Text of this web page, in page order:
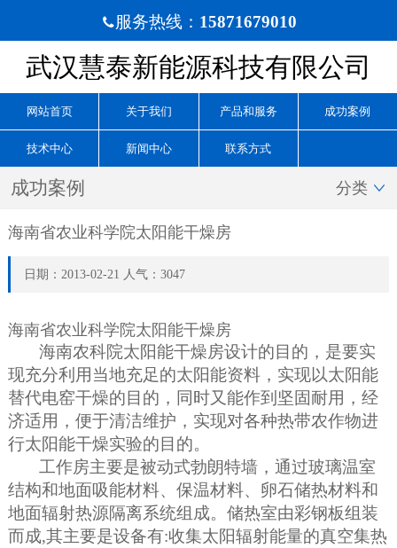
服务热线： 15871679010
武汉慧泰新能源科技有限公司
网站首页 关于我们 产品和服务 成功案例
技术中心 新闻中心 联系方式
成功案例 分类 
海南省农业科学院太阳能干燥房
日期：2013-02-21 人气：3047
海南省农业科学院太阳能干燥房
海南农科院太阳能干燥房设计的目的，是要实
现充分利用当地充足的太阳能资料，实现以太阳能
替代电窑干燥的目的，同时又能作到坚固耐用，经
济适用，便于清洁维护，实现对各种热带农作物进
行太阳能干燥实验的目的。
工作房主要是被动式勃朗特墙，通过玻璃温室
结构和地面吸能材料、保温材料、卵石储热材料和
地面辐射热源隔离系统组成。储热室由彩钢板组装
而成,其主要是设备有:收集太阳辐射能量的真空集热